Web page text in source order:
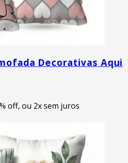
Decorativas Aqui
off, ou 2x sem juros